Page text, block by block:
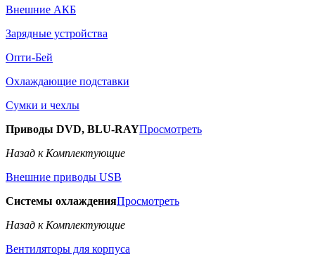
Внешние АКБ
Зарядные устройства
Опти-Бей
Охлаждающие подставки
Сумки и чехлы
Приводы DVD, BLU-RAYПросмотреть
Назад к Комплектующие
Внешние приводы USB
Системы охлажденияПросмотреть
Назад к Комплектующие
Вентиляторы для корпуса